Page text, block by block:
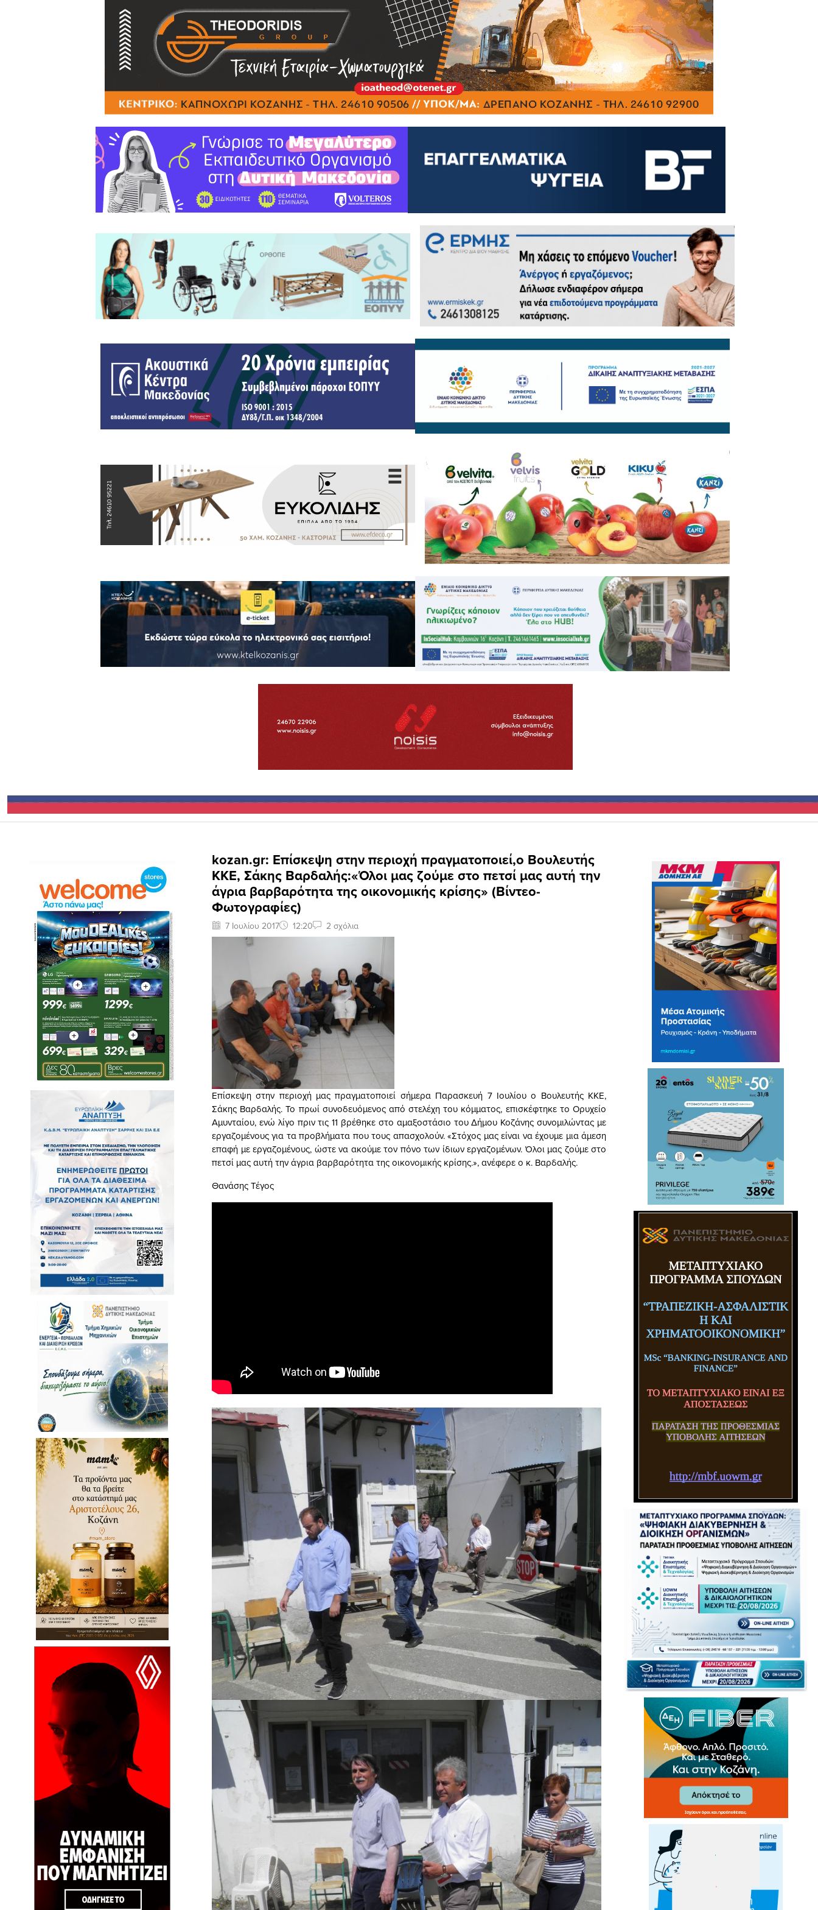
kozan.gr: Επίσκεψη στην περιοχή πραγματοποιεί,ο Βουλευτής
ΚΚΕ, Σάκης Βαρδαλής:«Όλοι μας ζούμε στο πετσί μας αυτή την
άγρια βαρβαρότητα της οικονομικής κρίσης» (Βίντεο-
Φωτογραφίες)
7 Ιουλίου 2017 12:20 2 σχόλια
Επίσκεψη στην περιοχή μας πραγματοποιεί σήμερα Παρασκευή 7 Ιουλίου ο Βουλευτής ΚΚΕ,
Σάκης Βαρδαλής. Το πρωί συνοδευόμενος από στελέχη του κόμματος, επισκέφτηκε το Ορυχείο
Αμυνταίου, ενώ λίγο πριν τις 11 βρέθηκε στο αμαξοστάσιο του Δήμου Κοζάνης συνομιλώντας με
εργαζομένους για τα προβλήματα που τους απασχολούν. «Στόχος μας είναι να έχουμε μια άμεση
επαφή με εργαζομένους, ώστε να ακούμε τον πόνο των ίδιων εργαζομένων. Όλοι μας ζούμε στο
πετσί μας αυτή την άγρια βαρβαρότητα της οικονομικής κρίσης.», ανέφερε ο κ. Βαρδαλής.
Θανάσης Τέγος